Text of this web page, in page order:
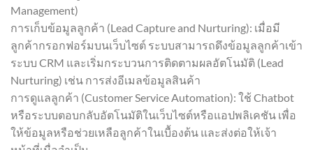
Management)
การเก็บข้อมูลลูกค้า (Lead Capture and Nurturing): เมื่อมี
ลูกค้ากรอกฟอร์มบนเว็บไซต์ ระบบสามารถดึงข้อมูลลูกค้าเข้า
ระบบ CRM และเริ่มกระบวนการติดตามผลอัตโนมัติ (Lead
Nurturing) เช่น การส่งอีเมลข้อมูลสินค้า
การดูแลลูกค้า (Customer Service Automation): ใช้ Chatbot
หรือระบบตอบกลับอัตโนมัติในเว็บไซต์หรือแอปพลิเคชัน เพื่อ
ให้ข้อมูลหรือช่วยเหลือลูกค้าในเบื้องต้น และส่งต่อให้เจ้า